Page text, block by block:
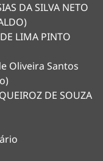
DA SILVA NETO
LIMA PINTO
Oliveira Santos
DE SOUZA